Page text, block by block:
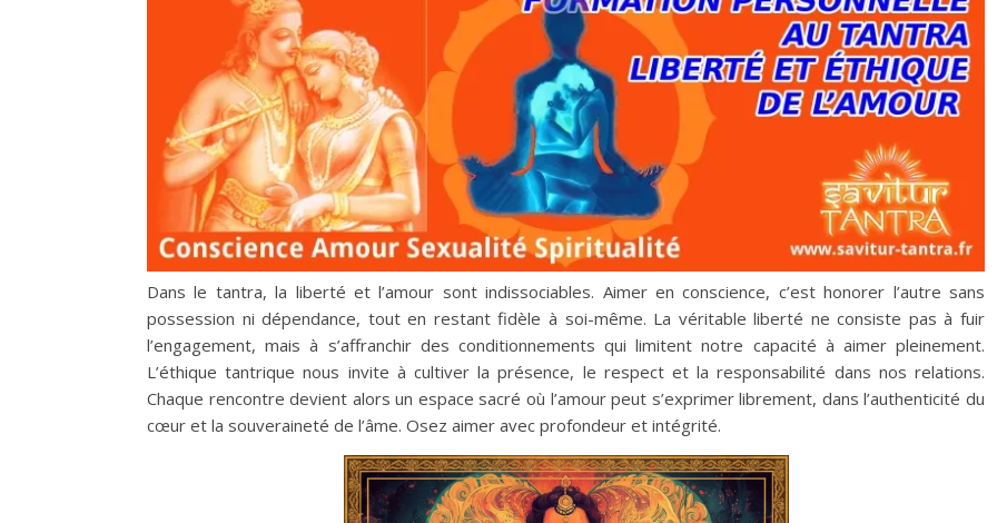
Dans le tantra, la liberté et l’amour sont indissociables. Aimer en conscience, c’est honorer l’autre sans
possession ni dépendance, tout en restant fidèle à soi-même. La véritable liberté ne consiste pas à fuir
l’engagement, mais à s’affranchir des conditionnements qui limitent notre capacité à aimer pleinement.
L’éthique tantrique nous invite à cultiver la présence, le respect et la responsabilité dans nos relations.
Chaque rencontre devient alors un espace sacré où l’amour peut s’exprimer librement, dans l’authenticité du
cœur et la souveraineté de l’âme. Osez aimer avec profondeur et intégrité.